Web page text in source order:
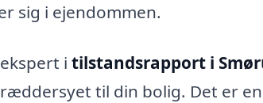
sig i ejendommen.
i tilstandsrapport i
til din bolig. Det er